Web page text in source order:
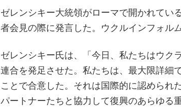
ゼレンシキー大統領がローマで開かれてい
者会見の際に発言した。ウクルインフォル
ゼレンシキー氏は、「今日、私たちはウク
連合を発足させた。私たちは、最大限詳細
ことで合意した。それは国際的に認められ
パートナーたちと協力して復興のあらゆる